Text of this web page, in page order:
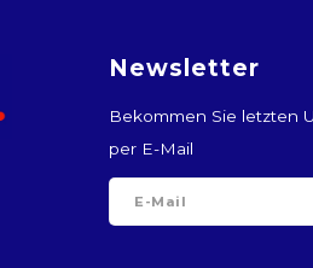
Newsletter
Bekommen Sie letzten
per E-Mail